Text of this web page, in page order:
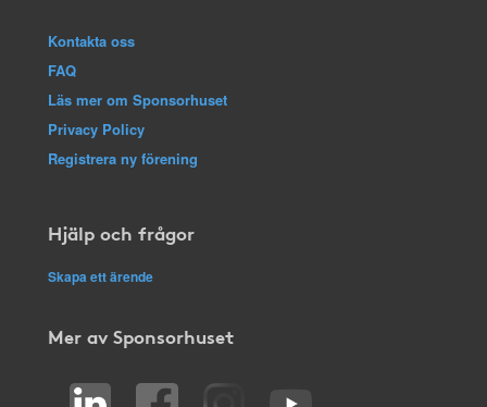
Kontakta oss
FAQ
Läs mer om Sponsorhuset
Privacy Policy
Registrera ny förening
Hjälp och frågor
Skapa ett ärende
Mer av Sponsorhuset